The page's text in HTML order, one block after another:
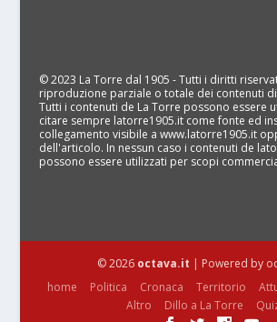
© 2023 La Torre dal 1905 - Tutti i diritti
riproduzione parziale o totale dei contenuti
Tutti i contenuti de La Torre possono essere
citare sempre latorre1905.it come fonte ed
collegamento visibile a www.latorre1905.it
dell'articolo. In nessun caso i contenuti de
possono essere utilizzati per scopi
© 2026 octava.it | Powered by
home
Politica Cronaca Territorio
Altro
Dillo a La Torre